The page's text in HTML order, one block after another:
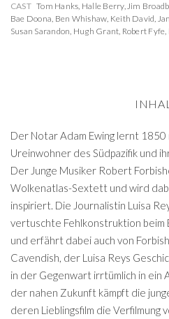
CAST Tom Hanks, Halle Berry,Jim
Bae Doona, Ben Whishaw, Keith David,
Susan Sarandon, Hugh Grant, Robert Fyfe,
Der Notar Adam Ewing lernt 1850
Ureinwohner des Südpazifik und
Der Junge Musiker Robert
Wolkenatlas-Sextett und wird
inspiriert. Die Journalistin Luisa
vertuschte Fehlkonstruktion beim
und erfährt dabei auch von
Cavendish, der Luisa Reys
in der Gegenwart irrtümlich in ein
der nahen Zukunft kämpft die
deren Lieblingsfilm die Verfilmung